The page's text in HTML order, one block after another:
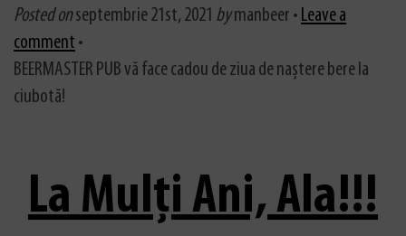
Posted onseptembrie 21st, 2021 bymanbeer • Leave a
comment •
BEERMASTER PUB vă face cadou de ziua de naștere bere la
ciubotă!
La Mulți Ani, Ala!!!